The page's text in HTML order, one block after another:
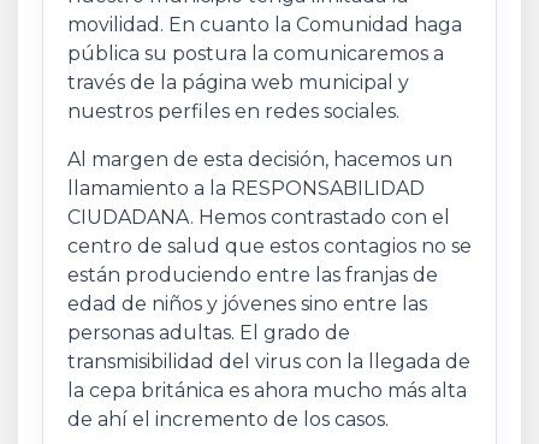
movilidad. En cuanto la Comunidad haga
pública su postura la comunicaremos a
través de la página web municipal y
nuestros perfiles en redes sociales.
Al margen de esta decisión, hacemos un
llamamiento a la RESPONSABILIDAD
CIUDADANA. Hemos contrastado con el
centro de salud que estos contagios no se
están produciendo entre las franjas de
edad de niños y jóvenes sino entre las
personas adultas. El grado de
transmisibilidad del virus con la llegada de
la cepa británica es ahora mucho más alta
de ahí el incremento de los casos.